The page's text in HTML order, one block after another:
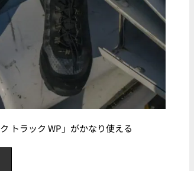
トラック WP」がかなり使える